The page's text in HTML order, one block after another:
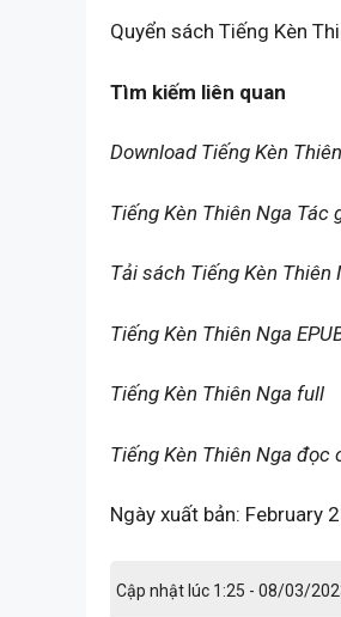
Quyển sách Tiếng Kèn
Tìm kiếm liên quan
Download Tiếng Kèn
Tiếng Kèn Thiên Nga Tác
Tải sách Tiếng Kèn Thiên
Tiếng Kèn Thiên Nga
Tiếng Kèn Thiên Nga full
Tiếng Kèn Thiên Nga đọc
Ngày xuất bản: February
Cập nhật lúc 1:25 - 08/03/